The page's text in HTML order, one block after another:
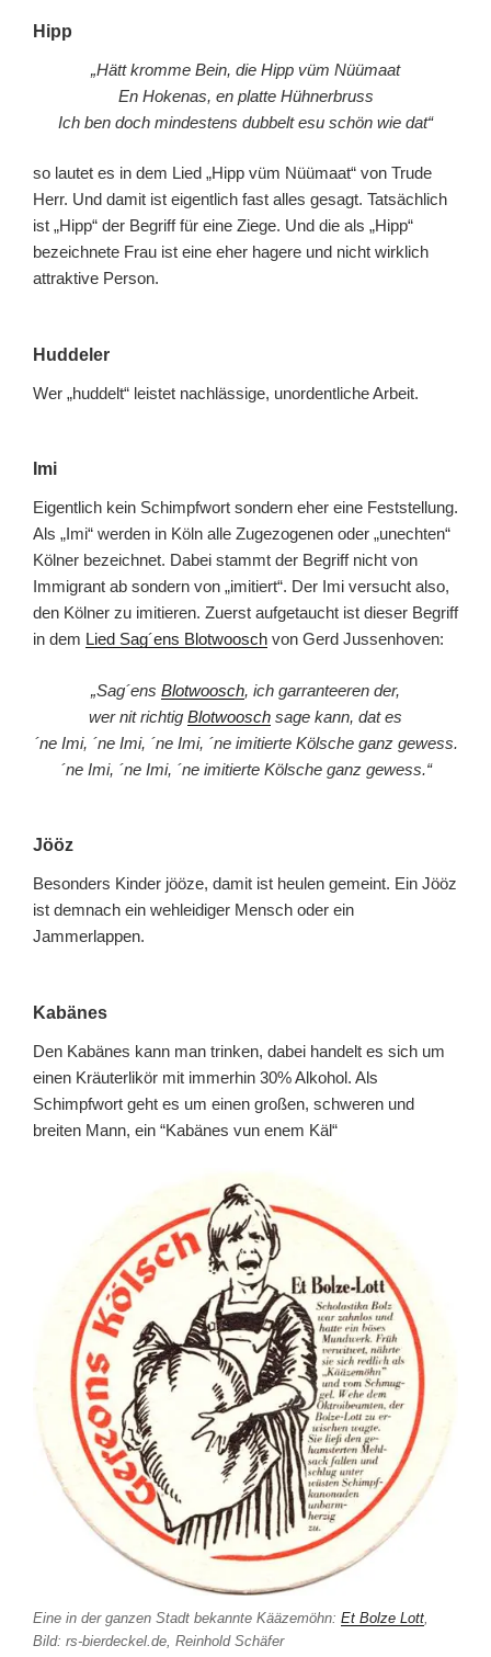
Hipp
„Hätt kromme Bein, die Hipp vüm Nüümaat
En Hokenas, en platte Hühnerbruss
Ich ben doch mindestens dubbelt esu schön wie dat“
so lautet es in dem Lied „Hipp vüm Nüümaat“ von Trude
Herr. Und damit ist eigentlich fast alles gesagt. Tatsächlich
ist „Hipp“ der Begriff für eine Ziege. Und die als „Hipp“
bezeichnete Frau ist eine eher hagere und nicht wirklich
attraktive Person.
Huddeler
Wer „huddelt“ leistet nachlässige, unordentliche Arbeit.
Imi
Eigentlich kein Schimpfwort sondern eher eine Feststellung.
Als „Imi“ werden in Köln alle Zugezogenen oder „unechten“
Kölner bezeichnet. Dabei stammt der Begriff nicht von
Immigrant ab sondern von „imitiert“. Der Imi versucht also,
den Kölner zu imitieren. Zuerst aufgetaucht ist dieser Begriff
in dem Lied Sag´ens Blotwoosch von Gerd Jussenhoven:
„Sag´ens Blotwoosch, ich garranteeren der,
wer nit richtig Blotwoosch sage kann, dat es
´ne Imi, ´ne Imi, ´ne Imi, ´ne imitierte Kölsche ganz gewess.
´ne Imi, ´ne Imi, ´ne imitierte Kölsche ganz gewess.“
Jööz
Besonders Kinder jööze, damit ist heulen gemeint. Ein Jööz
ist demnach ein wehleidiger Mensch oder ein
Jammerlappen.
Kabänes
Den Kabänes kann man trinken, dabei handelt es sich um
einen Kräuterlikör mit immerhin 30% Alkohol. Als
Schimpfwort geht es um einen großen, schweren und
breiten Mann, ein “Kabänes vun enem Käl“
Eine in der ganzen Stadt bekannte Kääzemöhn: Et Bolze Lott,
Bild: rs-bierdeckel.de, Reinhold Schäfer